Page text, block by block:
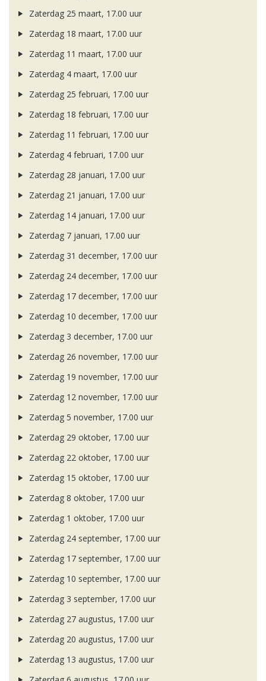
Zaterdag 25 maart, 17.00 uur
Zaterdag 18 maart, 17.00 uur
Zaterdag 11 maart, 17.00 uur
Zaterdag 4 maart, 17.00 uur
Zaterdag 25 februari, 17.00 uur
Zaterdag 18 februari, 17.00 uur
Zaterdag 11 februari, 17.00 uur
Zaterdag 4 februari, 17.00 uur
Zaterdag 28 januari, 17.00 uur
Zaterdag 21 januari, 17.00 uur
Zaterdag 14 januari, 17.00 uur
Zaterdag 7 januari, 17.00 uur
Zaterdag 31 december, 17.00 uur
Zaterdag 24 december, 17.00 uur
Zaterdag 17 december, 17.00 uur
Zaterdag 10 december, 17.00 uur
Zaterdag 3 december, 17.00 uur
Zaterdag 26 november, 17.00 uur
Zaterdag 19 november, 17.00 uur
Zaterdag 12 november, 17.00 uur
Zaterdag 5 november, 17.00 uur
Zaterdag 29 oktober, 17.00 uur
Zaterdag 22 oktober, 17.00 uur
Zaterdag 15 oktober, 17.00 uur
Zaterdag 8 oktober, 17.00 uur
Zaterdag 1 oktober, 17.00 uur
Zaterdag 24 september, 17.00 uur
Zaterdag 17 september, 17.00 uur
Zaterdag 10 september, 17.00 uur
Zaterdag 3 september, 17.00 uur
Zaterdag 27 augustus, 17.00 uur
Zaterdag 20 augustus, 17.00 uur
Zaterdag 13 augustus, 17.00 uur